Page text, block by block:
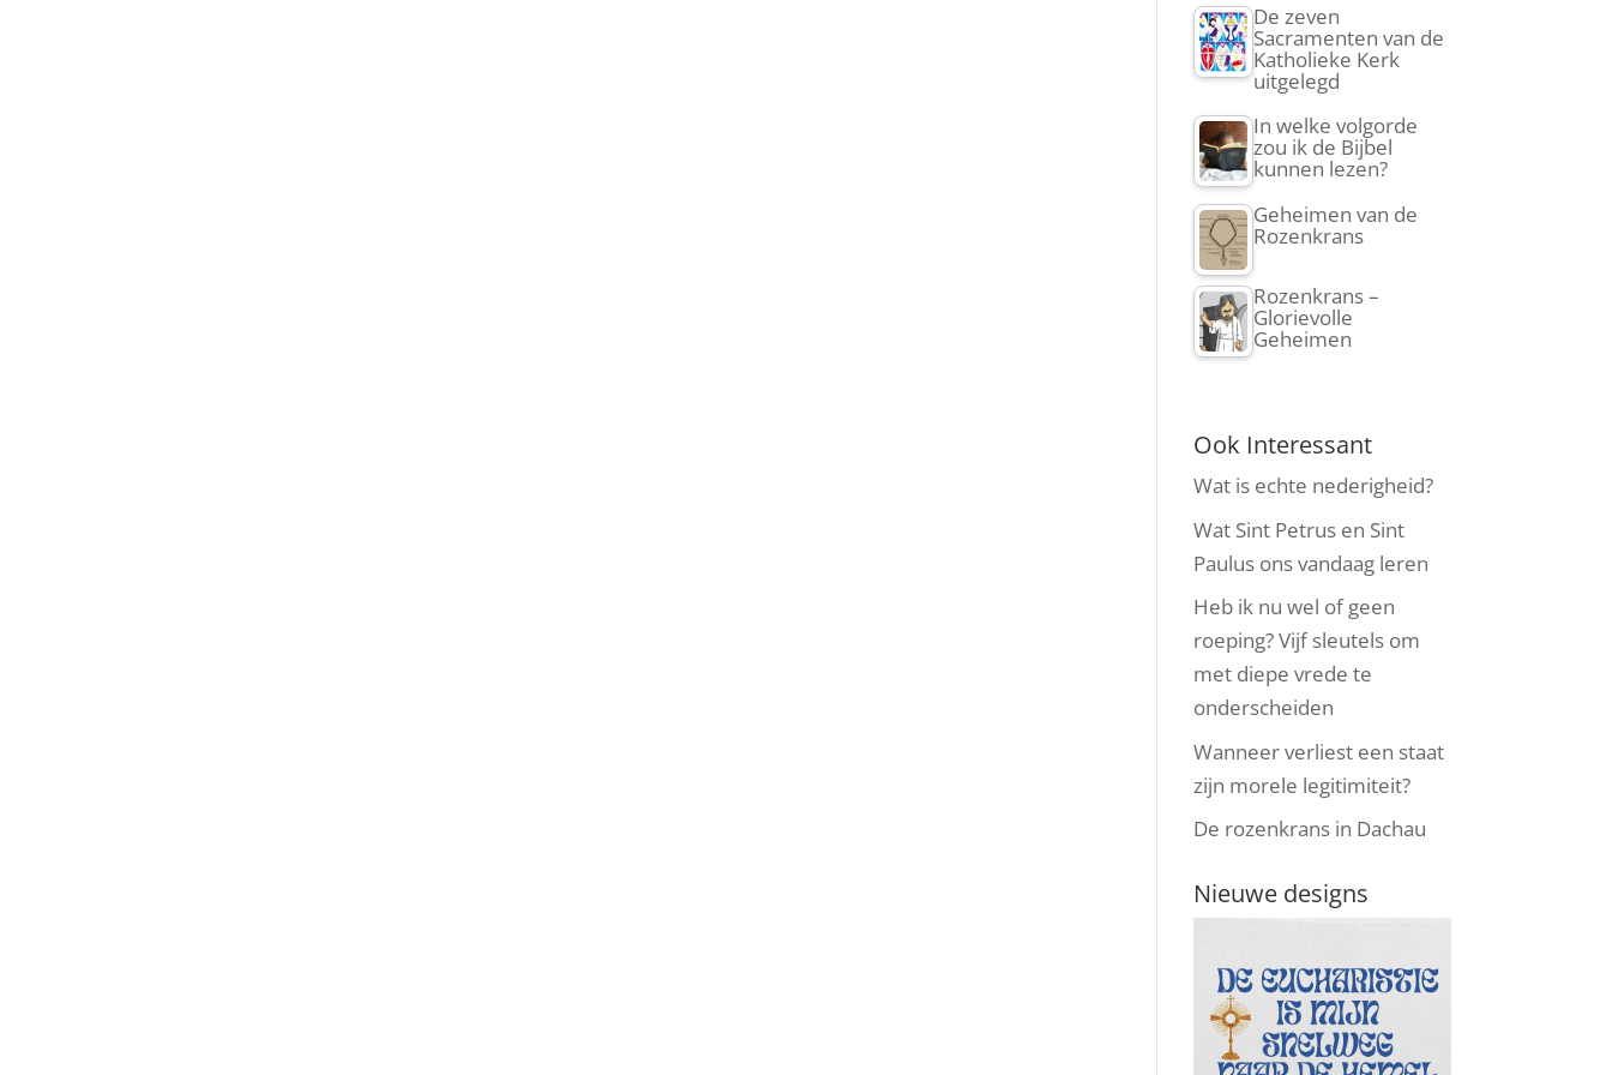
De zeven
Sacramenten van de
Katholieke Kerk
uitgelegd
In welke volgorde
zou ik de Bijbel
kunnen lezen?
Geheimen van de
Rozenkrans
Rozenkrans –
Glorievolle
Geheimen
Ook Interessant
Wat is echte nederigheid?
Wat Sint Petrus en Sint
Paulus ons vandaag leren
Heb ik nu wel of geen
roeping? Vijf sleutels om
met diepe vrede te
onderscheiden
Wanneer verliest een staat
zijn morele legitimiteit?
De rozenkrans in Dachau
Nieuwe designs